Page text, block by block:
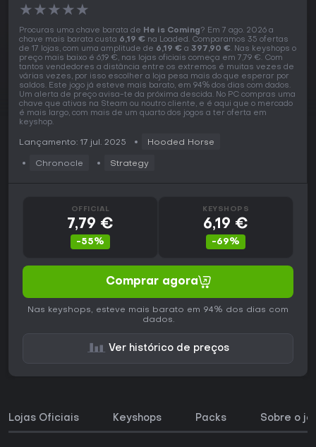
★★★★★
Procuras uma chave barata de He is Coming? Em 7 ago. 2026 a
chave mais barata custa 6,19 € na Loaded. Comparamos 35 ofertas
de 17 lojas, com uma amplitude de 6,19 € a 397,90 €. Nas keyshops o
preço mais baixo é 6,19 €, nas lojas oficiais começa em 7,79 €. Com
tantos vendedores a distância entre os extremos é muitas vezes de
várias vezes, por isso escolher a loja pesa mais do que esperar por
saldos. Este jogo já esteve mais barato, em 94% dos dias com dados.
Um alerta de preço avisa-te da próxima descida. No PC compras uma
chave que ativas na Steam ou noutro cliente, e é aqui que o mercado
é mais largo, com mais de um quarto dos jogos a ter oferta em
keyshop.
Lançamento: 17 jul. 2025 Hooded Horse
Chronocle Strategy
OFFICIAL
7,79 €
-55%
KEYSHOPS
6,19 €
-69%
Comprar agora
Nas keyshops, esteve mais barato em 94% dos dias com
dados.
Ver histórico de preços
Lojas Oficiais Keyshops Packs Sobre o